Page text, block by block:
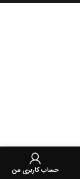
حساب کاربری من